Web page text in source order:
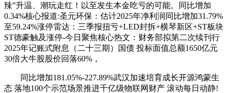
辣”升温、潮玩走红！以至发生本金吃亏的可能。同比增加
0.34%核心报道:圣元环保：估计2025年净利润同比增加31.79%
至59.24%涨停雷达：三季报扭亏+LED封拆+横琴新区+ST板块
ST德豪触及涨停-今日聚焦核心热文：财务部拟第二次续刊行
2025年记账式附息（二十三期）国债 投标面值总额1650亿元
30倍大牛股股价回落60%，
同比增加181.05%-227.89%武汉加速培育成长开源鸿蒙生
态 落地100个示范场景推进千亿级物联网财产 滚动每日动静!